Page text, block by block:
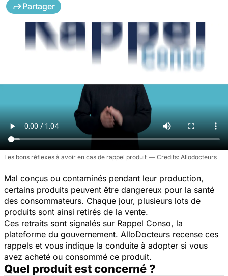
Partager
Les bons réflexes à avoir en cas de rappel produit Allodocteurs
Mal conçus ou contaminés pendant leur production,
certains produits peuvent être dangereux pour la santé
des consommateurs. Chaque jour, plusieurs lots de
produits sont ainsi retirés de la vente.
Ces retraits sont signalés sur Rappel Conso, la
plateforme du gouvernement. AlloDocteurs recense ces
rappels et vous indique la conduite à adopter si vous
avez acheté ou consommé ce produit.
Quel produit est concerné ?